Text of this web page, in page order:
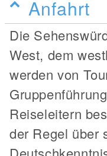
Anfahrt
Die
West, dem
werden von
Reiseleitern
der Regel über